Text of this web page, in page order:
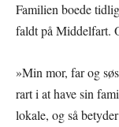
Familien boede
faldt på Middelfart.
»Min mor, far og
rart i at have sin
lokale, og så